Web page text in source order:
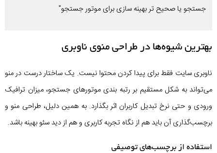
جستجو یا صحیح تر بهینه سازی برای موتور جستجو"
بهترین شیوه‌ها در طراحی منوی ناوبری
ناوبری سایت فقط برای پیدا کردن محتوا نیست. یک ساختار درست در منو
می‌تواند به شکل مستقیم بر رتبه‌ بندی موتورهای جستجو، میزان ترافیک
ورودی و حتی نرخ تبدیل کاربران اثر بگذارد. به همین دلیل، طراحی منو و
برچسب‌گذاری آن باید هم از نگاه تجربه کاربری و هم از دید سئو بهینه باشد.
استفاده از برچسب‌های توصیفی